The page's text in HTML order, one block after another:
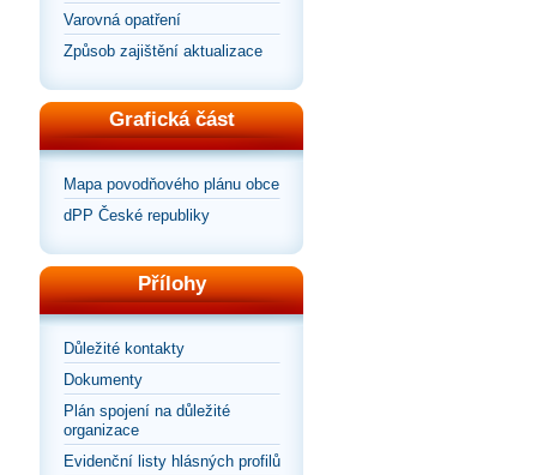
Varovná opatření
Způsob zajištění aktualizace
Grafická část
Mapa povodňového plánu obce
dPP České republiky
Přílohy
Důležité kontakty
Dokumenty
Plán spojení na důležité
organizace
Evidenční listy hlásných profilů